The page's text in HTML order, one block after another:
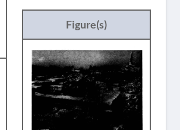
Figure(s)